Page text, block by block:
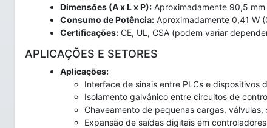
Dimensões (A x L x P): Aproximadamente 90,5
Consumo de Potência: Aproximadamente 0,41 W
Certificações: CE, UL, CSA (podem variar
APLICAÇÕES E SETORES
Aplicações:
Interface de sinais entre PLCs e dispositivos
Isolamento galvânico entre circuitos de
Chaveamento de pequenas cargas, válvulas,
Expansão de saídas digitais em